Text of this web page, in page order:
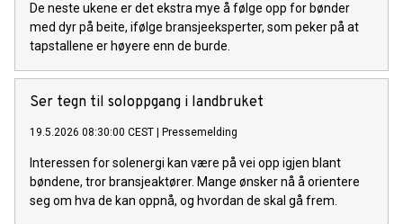
De neste ukene er det ekstra mye å følge opp for bønder
med dyr på beite, ifølge bransjeeksperter, som peker på at
tapstallene er høyere enn de burde.
Ser tegn til soloppgang i landbruket
19.5.2026 08:30:00 CEST Pressemelding
Interessen for solenergi kan være på vei opp igjen blant
bøndene, tror bransjeaktører. Mange ønsker nå å orientere
seg om hva de kan oppnå, og hvordan de skal gå frem.